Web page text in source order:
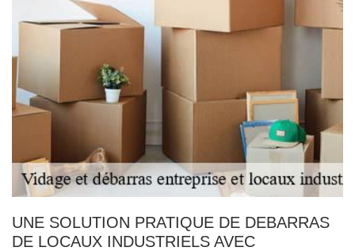
UNE SOLUTION PRATIQUE DE DEBARRAS
DE LOCAUX INDUSTRIELS AVEC